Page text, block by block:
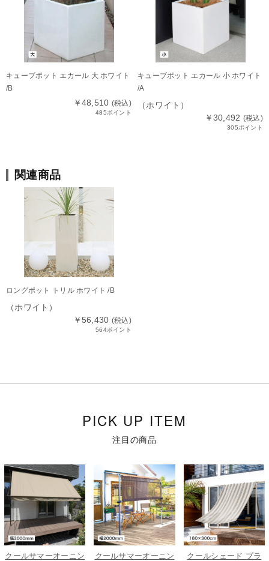
キューブポット エカール 大 ホワイト
/B
￥48,510 (税込)
485ポイント
キューブポット エカール 小 ホワイト
/A
（ホワイト）
￥30,492 (税込)
305ポイント
関連商品
ロングポット トリル ホワイト /B
（ホワイト）
￥56,430 (税込)
564ポイント
PICK UP ITEM
注目の商品
クールサマーオーニン
クールサマーオーニン
クールシェード プラ